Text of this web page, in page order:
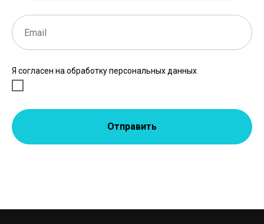
Я согласен на обработку персональных данных
Отправить